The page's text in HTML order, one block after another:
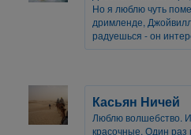
Но я люблю чуть
дримленде,
радуешься - он
Касьян Ничей
Люблю волшебство.
красочные. Один раз